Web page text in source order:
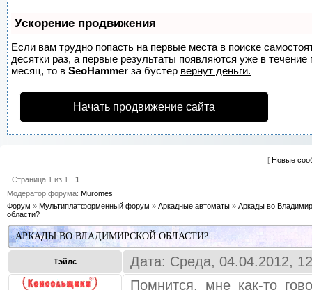
Ускорение продвижения
Если вам трудно попасть на первые места в поиске
десятки раз, а первые результаты появляются уже в
месяц, то в SeoHammer за бустер вернут деньги.
Начать продвижение сайта
[ Новые
Страница 1 из 1
1
Модератор форума: Muromes
Форум » Мультиплатформенный форум » Аркадные автоматы » Аркады во
области?
АРКАДЫ ВО ВЛАДИМИРСКОЙ ОБЛАСТИ?
Тэйлс Дата: Среда, 04.04.2012,
Помнится, мне как-то